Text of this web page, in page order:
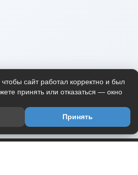
сайт работал корректно и был
принять или отказаться — окно
Принять